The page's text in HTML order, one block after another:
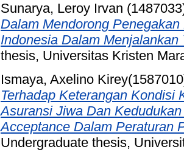
Sunarya, Leroy Irvan
Dalam Mendorong
Indonesia Dalam
thesis, Universitas Kristen
Ismaya, Axelino
Terhadap Keterangan Kondisi
Asuransi Jiwa Dan
Acceptance Dalam Peraturan
Undergraduate thesis,